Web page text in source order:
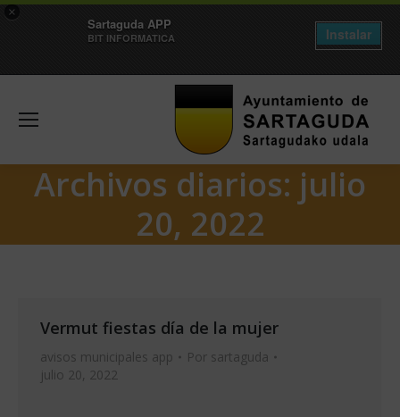
×
Sartaguda APP
BIT INFORMATICA Instalar
Archivos diarios: julio
20, 2022
Vermut fiestas día de la mujer
avisos municipales app Por sartaguda
julio 20, 2022